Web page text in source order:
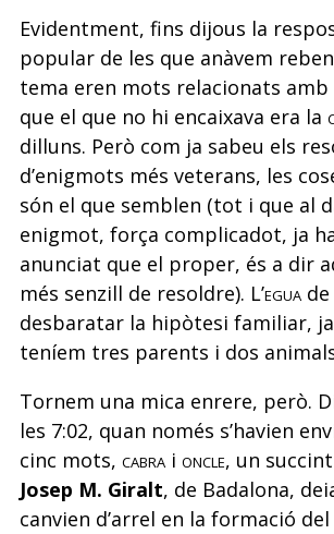
Evidentment, fins dijous la
popular de les que anàvem
tema eren mots relacionats
que el que no hi encaixava era la
dilluns. Però com ja sabeu els
d’enigmots més veterans, les
són el que semblen (tot i que al
enigmot, força complicadot, ja
anunciat que el proper, és a dir
més senzill de resoldre). L’eguade
desbaratar la hipòtesi familiar,
teníem tres parents i dos
Tornem una mica enrere, però.
les 7:02, quan només s’havien
cinc mots, cabrai oncle, un
Josep M. Giralt, de Badalona,
canvien d’arrel en la formació del